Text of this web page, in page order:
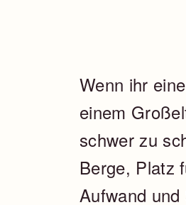
Wenn ihr
einem
schwer zu
Berge, Platz
Aufwand